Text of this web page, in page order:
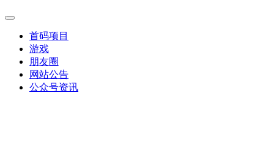
首码项目
游戏
朋友圈
网站公告
公众号资讯